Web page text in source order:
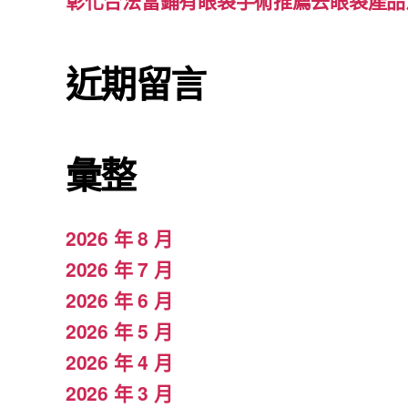
近期留言
彙整
2026 年 8 月
2026 年 7 月
2026 年 6 月
2026 年 5 月
2026 年 4 月
2026 年 3 月